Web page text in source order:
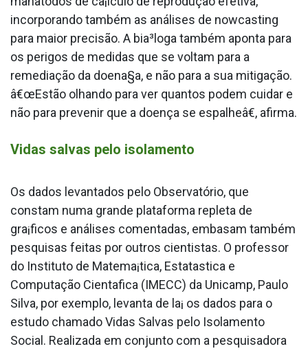
incorporando também as análises de nowcasting
para maior precisão. A bia³loga também aponta para
os perigos de medidas que se voltam para a
remediação da doena§a, e não para a sua mitigação.
â€œEstão olhando para ver quantos podem cuidar e
não para prevenir que a doença se espalheâ€, afirma.
Vidas salvas pelo isolamento
Os dados levantados pelo Observatório, que
constam numa grande plataforma repleta de
gra¡ficos e análises comentadas, embasam também
pesquisas feitas por outros cientistas. O professor
do Instituto de Matema¡tica, Estata­stica e
Computação Cienta­fica (IMECC) da Unicamp, Paulo
Silva, por exemplo, levanta de la¡ os dados para o
estudo chamado Vidas Salvas pelo Isolamento
Social. Realizada em conjunto com a pesquisadora